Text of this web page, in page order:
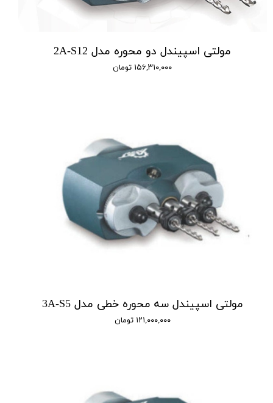
مولتی اسپیندل دو محوره مدل 2A-S12
۱۵۶,۳۱۰,۰۰۰ تومان
مولتی اسپیندل سه محوره خطی مدل 3A-S5
۱۲۱,۰۰۰,۰۰۰ تومان